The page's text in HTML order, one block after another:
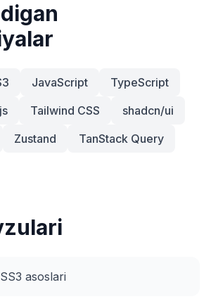
JavaScript
TypeScript
Tailwind CSS
shadcn/ui
Zustand
TanStack Query
asoslari